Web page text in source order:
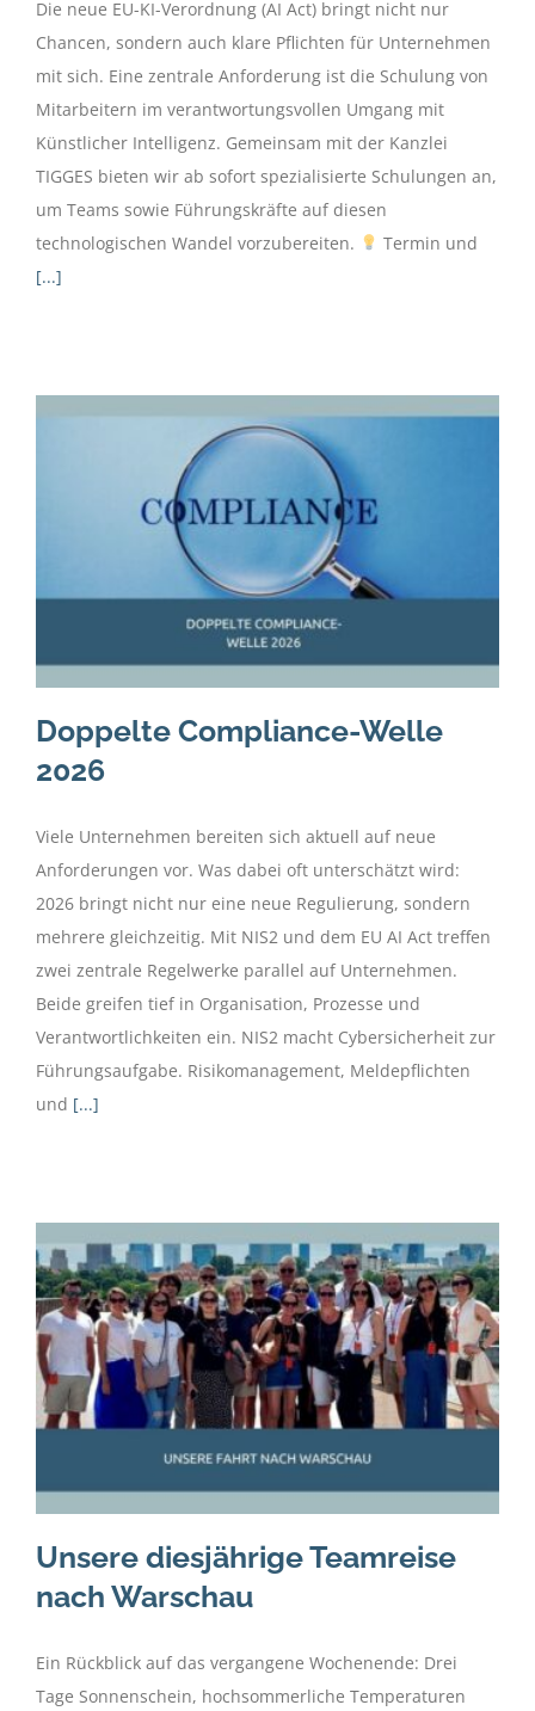
Die neue EU-KI-Verordnung (AI Act) bringt nicht nur
Chancen, sondern auch klare Pflichten für Unternehmen
mit sich. Eine zentrale Anforderung ist die Schulung von
Mitarbeitern im verantwortungsvollen Umgang mit
Künstlicher Intelligenz. Gemeinsam mit der Kanzlei
TIGGES bieten wir ab sofort spezialisierte Schulungen an,
um Teams sowie Führungskräfte auf diesen
technologischen Wandel vorzubereiten.
Termin und
[...]
Doppelte Compliance-Welle
2026
Viele Unternehmen bereiten sich aktuell auf neue
Anforderungen vor. Was dabei oft unterschätzt wird:
2026 bringt nicht nur eine neue Regulierung, sondern
mehrere gleichzeitig. Mit NIS2 und dem EU AI Act treffen
zwei zentrale Regelwerke parallel auf Unternehmen.
Beide greifen tief in Organisation, Prozesse und
Verantwortlichkeiten ein. NIS2 macht Cybersicherheit zur
Führungsaufgabe. Risikomanagement, Meldepflichten
und [...]
Unsere diesjährige Teamreise
nach Warschau
Ein Rückblick auf das vergangene Wochenende: Drei
Tage Sonnenschein, hochsommerliche Temperaturen